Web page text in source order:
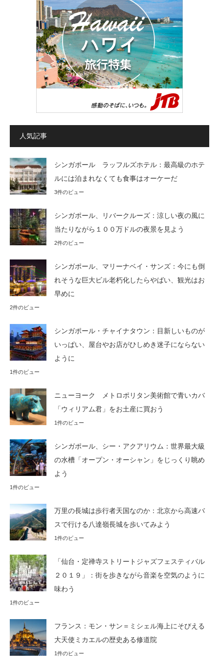
人気記事
シンガポール ラッフルズホテル：最高級のホテ
ルには泊まれなくても食事はオーケーだ
3件のビュー
シンガポール、リバークルーズ：涼しい夜の風に
当たりながら１００万ドルの夜景を見よう
2件のビュー
シンガポール、マリーナベイ・サンズ：今にも倒
れそうな巨大ビル老朽化したらやばい、観光はお
早めに
2件のビュー
シンガポール・チャイナタウン：目新しいものが
いっぱい、屋台やお店がひしめき迷子にならない
ように
1件のビュー
ニューヨーク メトロポリタン美術館で青いカバ
「ウィリアム君」をお土産に買おう
1件のビュー
シンガポール、シー・アクアリウム：世界最大級
の水槽「オープン・オーシャン」をじっくり眺め
よう
1件のビュー
万里の長城は歩行者天国なのか：北京から高速バ
スで行ける八達嶺長城を歩いてみよう
1件のビュー
「仙台・定禅寺ストリートジャズフェスティバル
２０１９」：街を歩きながら音楽を空気のように
味わう
1件のビュー
フランス：モン・サン＝ミシェル海上にそびえる
大天使ミカエルの歴史ある修道院
1件のビュー